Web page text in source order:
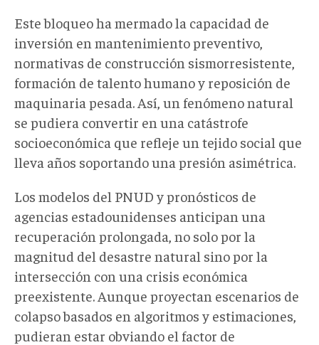
Este bloqueo ha mermado la capacidad de
inversión en mantenimiento preventivo,
normativas de construcción sismorresistente,
formación de talento humano y reposición de
maquinaria pesada. Así, un fenómeno natural
se pudiera convertir en una catástrofe
socioeconómica que refleje un tejido social que
lleva años soportando una presión asimétrica.
Los modelos del PNUD y pronósticos de
agencias estadounidenses anticipan una
recuperación prolongada, no solo por la
magnitud del desastre natural sino por la
intersección con una crisis económica
preexistente. Aunque proyectan escenarios de
colapso basados en algoritmos y estimaciones,
pudieran estar obviando el factor de